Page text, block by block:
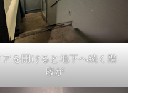
アを開けると地下へ続く階
段が